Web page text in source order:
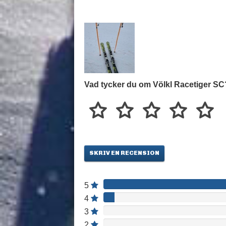
Vad tycker du om Völkl Racetiger
SKRIV EN RECENSION
5
4
3